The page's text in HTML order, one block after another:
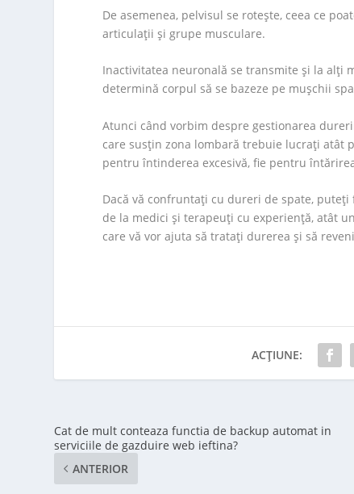
De asemenea, pelvisul se rotește, ceea ce
articulații și grupe musculare.
Inactivitatea neuronală se transmite și la alți
determină corpul să se bazeze pe mușchii
Atunci când vorbim despre gestionarea
care susțin zona lombară trebuie lucraţi atât
pentru întinderea excesivă, fie pentru
Dacă vă confruntaţi cu dureri de spate, puteți
de la medici şi terapeuţi cu experienţă, atât
care vă vor ajuta să trataţi durerea şi să
ACȚIUNE:
Cat de mult conteaza functia de backup automat in
serviciile de gazduire web ieftina?
ANTERIOR